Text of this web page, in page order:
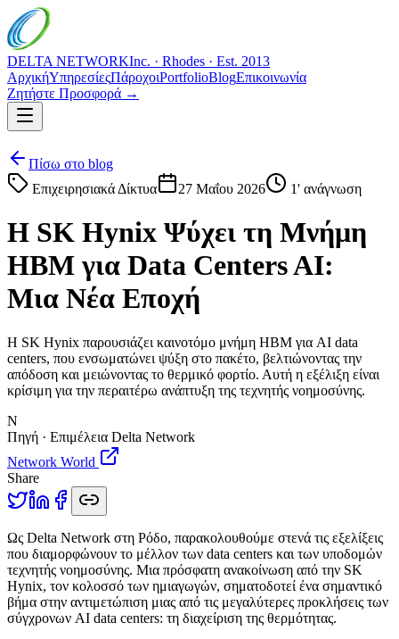
DELTA NETWORKInc. · Rhodes · Est. 2013
ΑρχικήΥπηρεσίεςΠάροχοιPortfolioBlogΕπικοινωνία
Ζητήστε Προσφορά →
Πίσω στο blog
Επιχειρησιακά Δίκτυα
27 Μαΐου 2026 1' ανάγνωση
Η SK Hynix Ψύχει τη Μνήμη
HBM για Data Centers AI:
Μια Νέα Εποχή
Η SK Hynix παρουσιάζει καινοτόμο μνήμη HBM για AI data
centers, που ενσωματώνει ψύξη στο πακέτο, βελτιώνοντας την
απόδοση και μειώνοντας το θερμικό φορτίο. Αυτή η εξέλιξη είναι
κρίσιμη για την περαιτέρω ανάπτυξη της τεχνητής νοημοσύνης.
N
Πηγή · Επιμέλεια Delta Network
Network World
Share
Ως Delta Network στη Ρόδο, παρακολουθούμε στενά τις εξελίξεις
που διαμορφώνουν το μέλλον των data centers και των υποδομών
τεχνητής νοημοσύνης. Μια πρόσφατη ανακοίνωση από την SK
Hynix, τον κολοσσό των ημιαγωγών, σηματοδοτεί ένα σημαντικό
βήμα στην αντιμετώπιση μιας από τις μεγαλύτερες προκλήσεις των
σύγχρονων AI data centers: τη διαχείριση της θερμότητας.